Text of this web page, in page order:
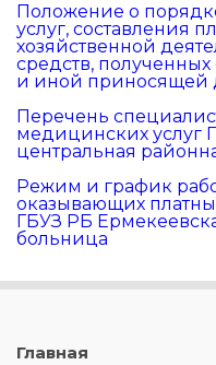
Положение о
услуг, составления
хозяйственной
средств,
и иной приносящей
Перечень
медицинских услуг
центральная
Режим и график
оказывающих
ГБУЗ РБ
больница
Главная